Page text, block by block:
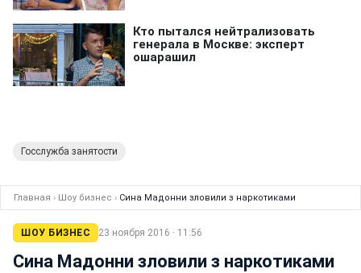
Госслужба занятости
Главная › Шоу бизнес › Сина Мадонни зловили з наркотиками
ШОУ БИЗНЕС 23 ноября 2016 · 11:56
Сина Мадонни зловили з наркотиками